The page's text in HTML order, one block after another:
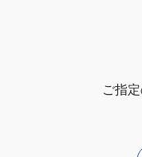
ご指